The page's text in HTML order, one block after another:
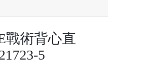
戰術背心直
5